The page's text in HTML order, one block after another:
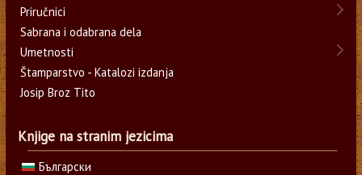
Priručnici
Sabrana i odabrana dela
Umetnosti
Štamparstvo - Katalozi izdanja
Josip Broz Tito
Knjige na stranim jezicima
Български